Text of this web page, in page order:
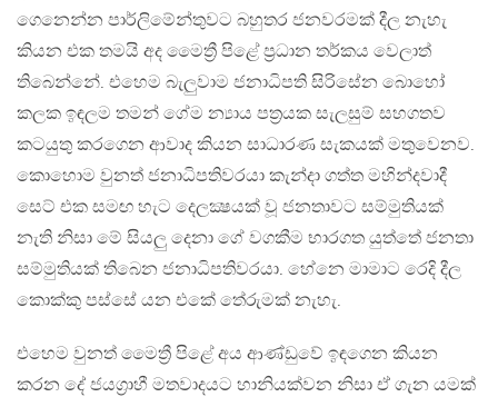
ගෙනෙන්න පාර්ලිමේන්තුවට බහුතර ජනවරමක් දීල නැහැ
කියන එක තමයි අද මෛත්‍රී පිළේ ප්‍රධාන තර්කය වෙලාත්
තිබෙන්නේ. එහෙම බැලුවාම ජනාධිපති සිරිසේන බොහෝ
කලක ඉඳලම තමන් ගේම න්‍යාය පත්‍රයක සැලසුම් සහගතව
කටයුතු කරගෙන ආවාද කියන සාධාරණ සැකයක් මතුවෙනව​.
කොහොම වුනත් ජනාධිපතිවරයා කැන්දා ගත්ත මහින්දවාදී
සෙට් එක සමඟ හැට දෙලක්‍ෂයක් වූ ජනතාවට සම්මුතියක්
නැති නිසා මේ සියලු දෙනා ගේ වගකීම භාරගත යුත්තේ ජනතා
සම්මුතියක් තිබෙන ජනාධිපතිවරයා. හේනෙ මාමාට රෙදි දීල
කොක්කු පස්සේ යන එකේ තේරුමක් නැහැ.​
එහෙම වුනත් මෛත්‍රී පිළේ අය ආණ්ඩුවේ ඉඳගෙන​ කියන
කරන දේ ජයග්‍රාහී මතවාදයට හානියක්වන නිසා ඒ ගැන යමක්